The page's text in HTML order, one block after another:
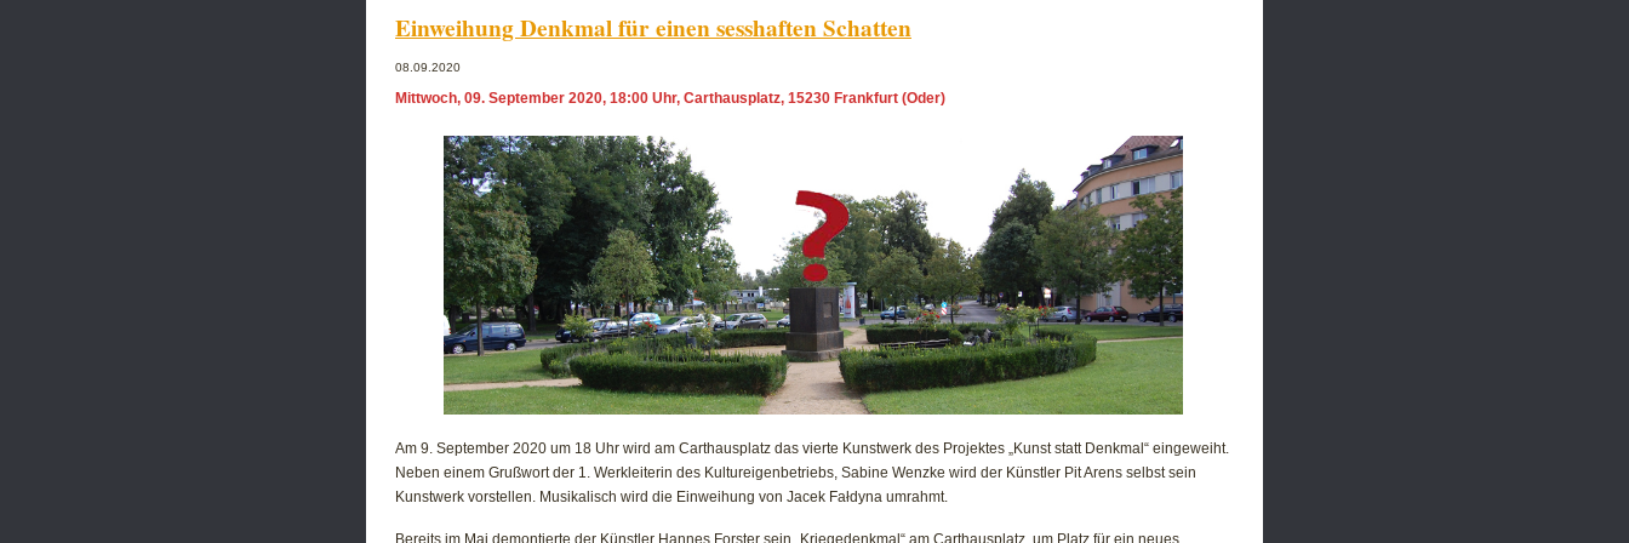
das
Carthausplatz
Einweihung Denkmal für einen sesshaften Schatten
08.09.2020
Mittwoch, 09. September 2020, 18:00 Uhr, Carthausplatz, 15230 Frankfurt (Oder)
Am 9. September 2020 um 18 Uhr wird am Carthausplatz das vierte Kunstwerk des Projektes „Kunst statt Denkmal“ eingeweiht.
Neben einem Grußwort der 1. Werkleiterin des Kultureigenbetriebs, Sabine Wenzke wird der Künstler Pit Arens selbst sein
Kunstwerk vorstellen. Musikalisch wird die Einweihung von Jacek Fałdyna umrahmt.